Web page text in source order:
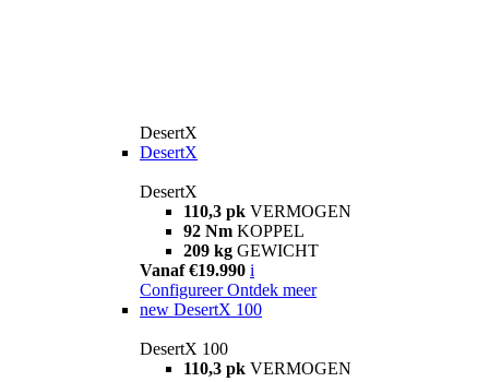
DesertX
DesertX
DesertX
110,3 pk VERMOGEN
92 Nm KOPPEL
209 kg GEWICHT
Vanaf €19.990 i
Configureer Ontdek meer
new DesertX 100
DesertX 100
110,3 pk VERMOGEN